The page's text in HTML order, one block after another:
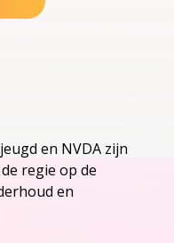
en NVDA zijn
regie op de
en